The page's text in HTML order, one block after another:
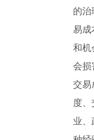
的治
易成
和机
会损
交易
度
业、